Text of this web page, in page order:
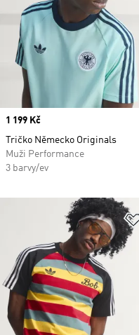
Price
1 199 Kč
Tričko Německo Originals
Muži Performance
3 barvy/ev